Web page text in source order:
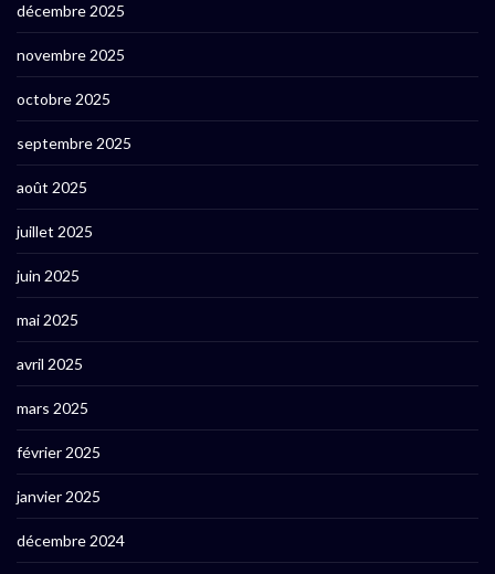
décembre 2025
novembre 2025
octobre 2025
septembre 2025
août 2025
juillet 2025
juin 2025
mai 2025
avril 2025
mars 2025
février 2025
janvier 2025
décembre 2024